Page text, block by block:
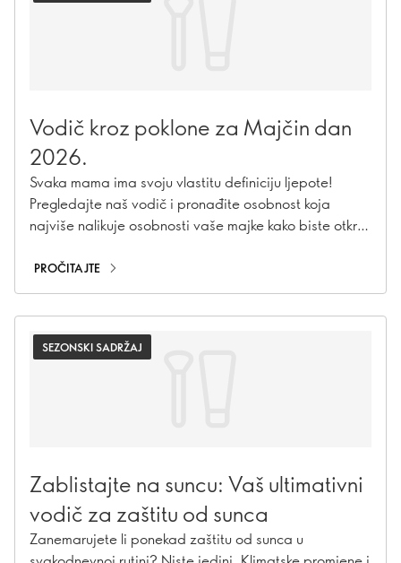
Vodič kroz poklone za Majčin dan
2026.
Svaka mama ima svoju vlastitu definiciju ljepote!
Pregledajte naš vodič i pronađite osobnost koja
najviše nalikuje osobnosti vaše majke kako biste otkrili
PROČITAJTE
SEZONSKI SADRŽAJ
Zablistajte na suncu: Vaš ultimativni
vodič za zaštitu od sunca
Zanemarujete li ponekad zaštitu od sunca u